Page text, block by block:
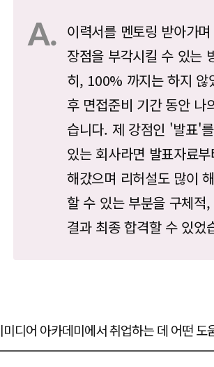
이력서를 멘토링 받아가
장점을 부각시킬 수 있는
히, 100% 까지는 하지 않
후 면접준비 기간 동안 나
습니다. 제 강점인 '발표'
있는 회사라면 발표자료
해갔으며 리허설도 많이
할 수 있는 부분을 구체적
결과 최종 합격할 수 있었
디어 아카데미에서 취업하는 데 어떤 도